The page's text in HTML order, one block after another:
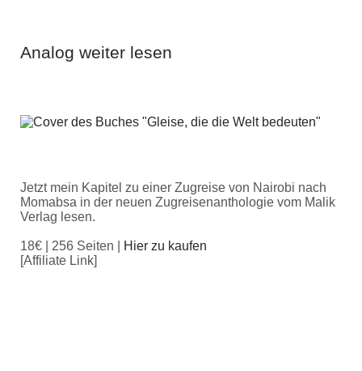
Analog weiter lesen
Jetzt mein Kapitel zu einer Zugreise von Nairobi nach
Momabsa in der neuen Zugreisenanthologie vom Malik
Verlag lesen.
18€ | 256 Seiten |
Hier zu kaufen
[Affiliate Link]